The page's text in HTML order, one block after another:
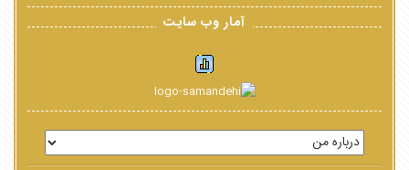
آمار وب سایت